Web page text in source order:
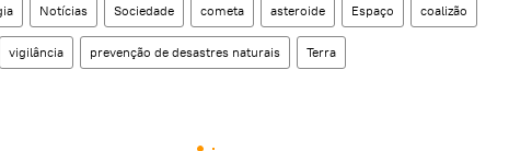
Notícias Sociedade cometa asteroide Espaço coalizão
vigilância prevenção de desastres naturais Terra